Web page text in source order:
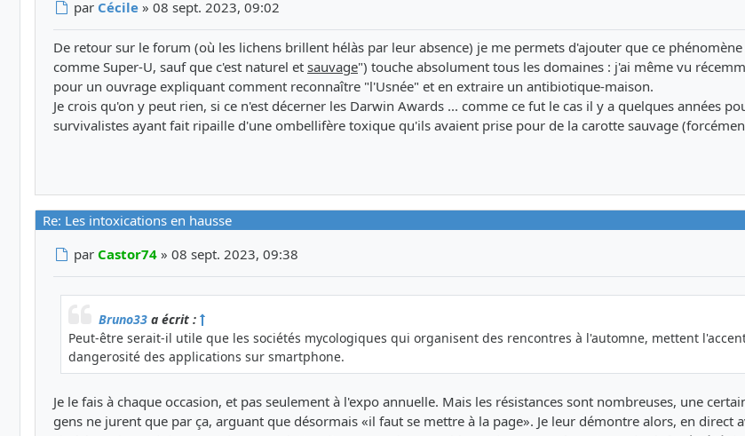
Message
par Cécile »08 sept. 2023, 09:02
De retour sur le forum (où les lichens brillent hélàs par leur absence) je me permets d'ajouter que ce
comme Super-U, sauf que c'est naturel et sauvage") touche absolument tous les domaines : j'ai même vu
pour un ouvrage expliquant comment reconnaître "l'Usnée" et en extraire un antibiotique-maison.
Je crois qu'on y peut rien, si ce n'est décerner les Darwin Awards ... comme ce fut le cas il y a quelques années
survivalistes ayant fait ripaille d'une ombellifère toxique qu'ils avaient prise pour de la carotte sauvage
Re: Les intoxications en hausse
Message
par Castor74 »08 sept. 2023, 09:38
Bruno33 a écrit :
Peut-être serait-il utile que les sociétés mycologiques qui organisent des rencontres à l'automne, mettent
dangerosité des applications sur smartphone.
Je le fais à chaque occasion, et pas seulement à l'expo annuelle. Mais les résistances sont nombreuses, une
gens ne jurent que par ça, arguant que désormais «il faut se mettre à la page». Je leur démontre alors, en direct